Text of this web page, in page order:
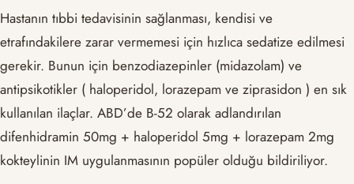
Hastanın tıbbi tedavisinin sağlanması, kendisi ve
etrafındakilere zarar vermemesi için hızlıca sedatize edilmesi
gerekir. Bunun için benzodiazepinler (midazolam) ve
antipsikotikler ( haloperidol, lorazepam ve ziprasidon ) en sık
kullanılan ilaçlar. ABD’de B-52 olarak adlandırılan
difenhidramin 50mg + haloperidol 5mg + lorazepam 2mg
kokteylinin IM uygulanmasının popüler olduğu bildiriliyor.